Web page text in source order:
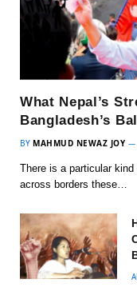
What Nepal’s
Bangladesh’s
BY MAHMUD NEWAZ JOY
There is a particular
across borders these…